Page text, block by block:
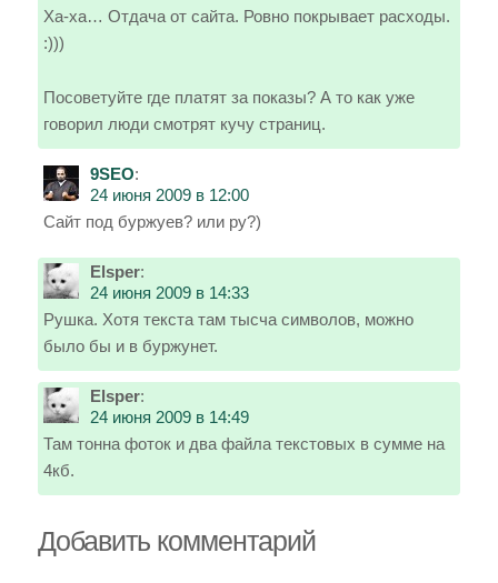
Ха-ха… Отдача от сайта. Ровно покрывает расходы.
:)))
Посоветуйте где платят за показы? А то как уже
говорил люди смотрят кучу страниц.
9SEO:
24 июня 2009 в 12:00
Сайт под буржуев? или ру?)
Elsper:
24 июня 2009 в 14:33
Рушка. Хотя текста там тысча символов, можно
было бы и в буржунет.
Elsper:
24 июня 2009 в 14:49
Там тонна фоток и два файла текстовых в сумме на
4кб.
Добавить комментарий